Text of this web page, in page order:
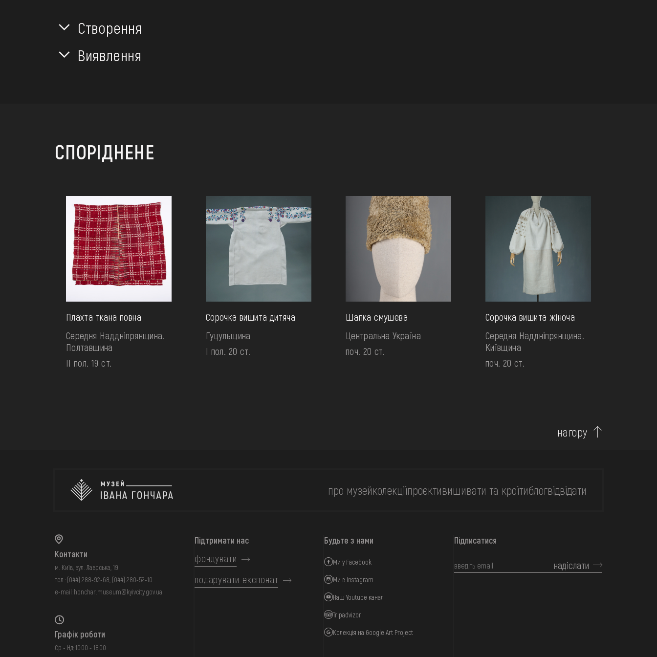
Створення
Виявлення
СПОРІДНЕНЕ
Плахта ткана повна
Середня Наддніпрянщина.
Полтавщина
II пол. 19 ст.
Сорочка вишита дитяча
Гуцульщина
І пол. 20 ст.
Шапка смушева
Центральна Україна
поч. 20 ст.
Сорочка вишита жіноча
Середня Наддніпрянщина.
Київщина
поч. 20 ст.
нагору
про музейколекціїпроєктивишивати та кроїтиблогвідвідати
Контакти
м. Київ, вул. Лаврська, 19
тел.: (044) 288-92-68 (044) 280-52-10
e-mail: honchar.museum@kyivcity.gov.ua
Графік роботи
Ср - Нд: 10:00 - 18:00
Підтримати нас
фондувати
подарувати експонат
Будьте з нами
Ми у Facebook
Ми в Instagram
Наш Youtube канал
Tripadvizor
Колекція на Google Art Project
Підписатися
надіслати